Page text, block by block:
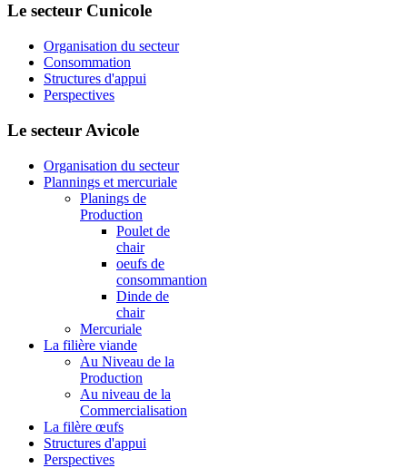
Le secteur Cunicole
Organisation du secteur
Consommation
Structures d'appui
Perspectives
Le secteur Avicole
Organisation du secteur
Plannings et mercuriale
Planings de
Production
Poulet de
chair
oeufs de
consommantion
Dinde de
chair
Mercuriale
La filière viande
Au Niveau de la
Production
Au niveau de la
Commercialisation
La filère œufs
Structures d'appui
Perspectives